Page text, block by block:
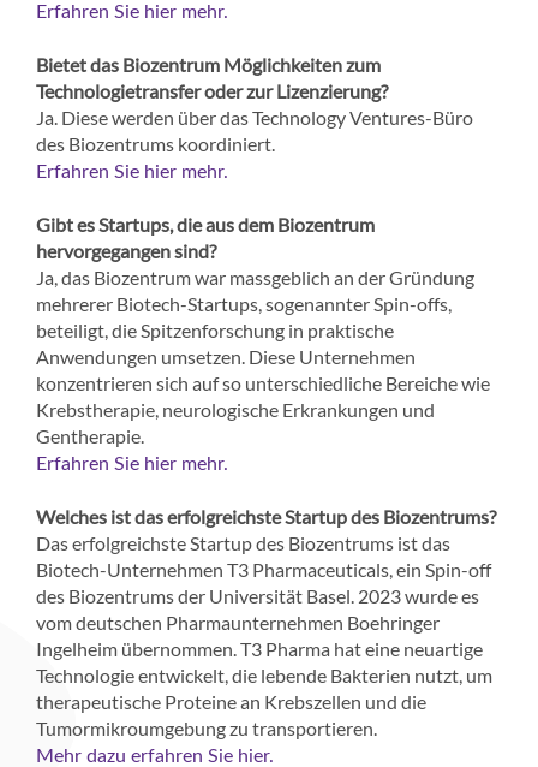
Erfahren Sie hier mehr.
Bietet das Biozentrum Möglichkeiten zum
Technologietransfer oder zur Lizenzierung?
Ja. Diese werden über das Technology Ventures-Büro
des Biozentrums koordiniert.
Erfahren Sie hier mehr.
Gibt es Startups, die aus dem Biozentrum
hervorgegangen sind?
Ja, das Biozentrum war massgeblich an der Gründung
mehrerer Biotech-Startups, sogenannter Spin-offs,
beteiligt, die Spitzenforschung in praktische
Anwendungen umsetzen. Diese Unternehmen
konzentrieren sich auf so unterschiedliche Bereiche wie
Krebstherapie, neurologische Erkrankungen und
Gentherapie.​​
Erfahren Sie hier mehr.
Welches ist das erfolgreichste Startup des Biozentrums?
Das erfolgreichste Startup des Biozentrums ist das
Biotech-Unternehmen T3 Pharmaceuticals, ein Spin-off
des Biozentrums der Universität Basel. 2023 wurde es
vom deutschen Pharmaunternehmen Boehringer
Ingelheim übernommen. T3 Pharma hat eine neuartige
Technologie entwickelt, die lebende Bakterien nutzt, um
therapeutische Proteine an Krebszellen und die
Tumormikroumgebung zu transportieren.
Mehr dazu erfahren Sie hier.